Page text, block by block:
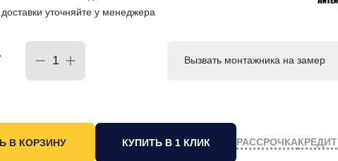
уточняйте у менеджера
Вызвать монтажника на замер
КУПИТЬ В 1 КЛИК РАССРОЧКАКРЕДИТ